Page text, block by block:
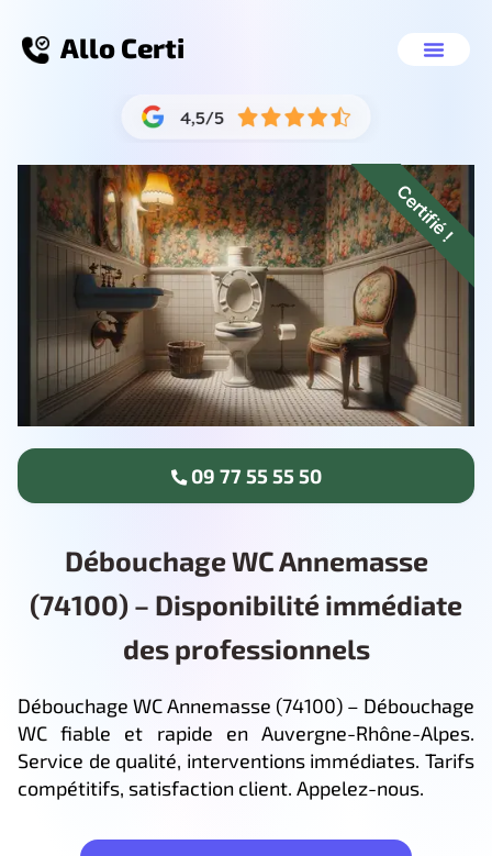
Allo Certi
Débouchage WC Annemasse
(74100) – Disponibilité immédiate
des professionnels
Débouchage WC Annemasse (74100) – Débouchage
WC fiable et rapide en Auvergne-Rhône-Alpes.
Service de qualité, interventions immédiates. Tarifs
compétitifs, satisfaction client. Appelez-nous.
Certifié !
09 77 55 55 50